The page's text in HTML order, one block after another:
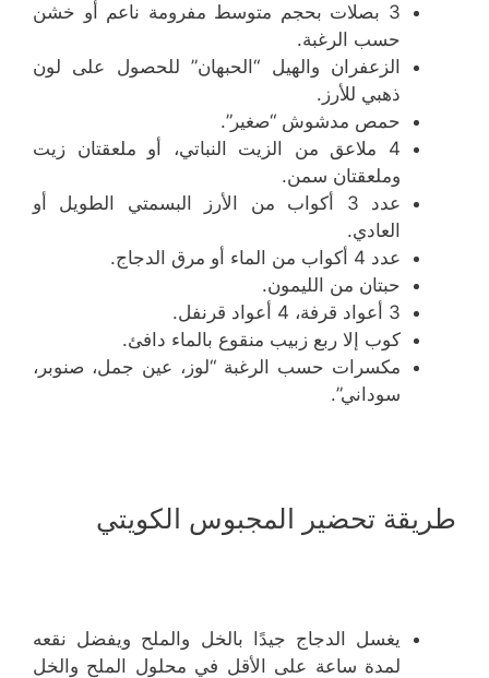
3 بصلات بحجم متوسط مفرومة ناعم أو خشن
حسب الرغبة.
الزعفران والهيل “الحبهان” للحصول على لون
ذهبي للأرز.
حمص مدشوش “صغير”.
4 ملاعق من الزيت النباتي، أو ملعقتان زيت
وملعقتان سمن.
عدد 3 أكواب من الأرز البسمتي الطويل أو
العادي.
عدد 4 أكواب من الماء أو مرق الدجاج.
حبتان من الليمون.
3 أعواد قرفة، 4 أعواد قرنفل.
كوب إلا ربع زبيب منقوع بالماء دافئ.
مكسرات حسب الرغبة “لوز، عين جمل، صنوبر،
سوداني”.
طريقة تحضير المجبوس الكويتي
يغسل الدجاج جيدًا بالخل والملح ويفضل نقعه
لمدة ساعة على الأقل في محلول الملح والخل